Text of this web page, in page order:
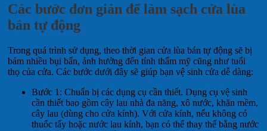
Các bước đơn giản để làm sạch cửa lùa
bán tự động
Trong quá trình sử dụng, theo thời gian cửa lùa bán tự động sẽ bị
bám nhiều bụi bẩn, ảnh hưởng đến tính thẩm mỹ cũng như tuổi
thọ của cửa. Các bước dưới đây sẽ giúp bạn vệ sinh cửa dễ dàng:
Bước 1: Chuẩn bị các dụng cụ cần thiết. Dụng cụ vệ sinh
cần thiết bao gồm cây lau nhà đa năng, xô nước, khăn mềm,
cây lau (dùng cho cửa kính). Với cửa kính, nếu không có
thuốc tẩy hoặc nước lau kính, bạn có thể thay thế bằng nước